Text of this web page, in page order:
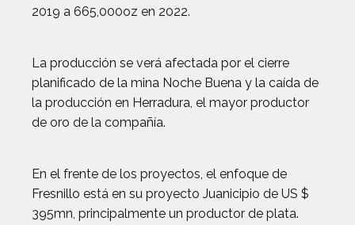
2019 a 665,000oz en 2022.
La producción se verá afectada por el cierre
planificado de la mina Noche Buena y la caída de
la producción en Herradura, el mayor productor
de oro de la compañía.
En el frente de los proyectos, el enfoque de
Fresnillo está en su proyecto Juanicipio de US $
395mn, principalmente un productor de plata.